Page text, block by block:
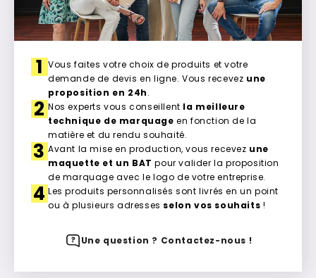
1 Vous faites votre choix de produits et votre
demande de devis en ligne. Vous recevez une
proposition en 24h.
2 Nos experts vous conseillent la meilleure
technique de marquage en fonction de la
matière et du rendu souhaité.
3 Avant la mise en production, vous recevez une
maquette et un BAT pour valider la proposition
de marquage avec le logo de votre entreprise.
4 Les produits personnalisés sont livrés en un point
ou à plusieurs adresses selon vos souhaits !
Une question ? Contactez-nous !